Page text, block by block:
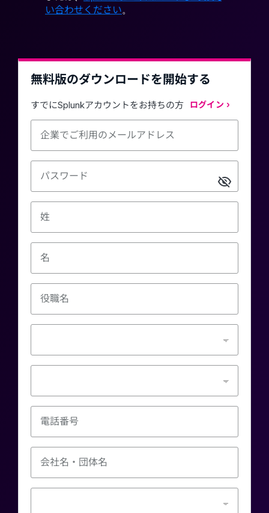
い合わせください。
無料版のダウンロードを開始する
すでにSplunkアカウントをお持ちの方 ログイン
企業でご利用のメールアドレス
パスワード
姓
名
役職名
電話番号
会社名・団体名